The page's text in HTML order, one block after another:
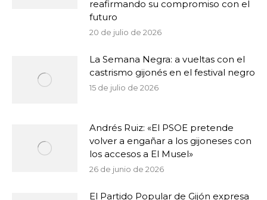
reafirmando su compromiso con el
futuro
20 de julio de 2026
La Semana Negra: a vueltas con el
castrismo gijonés en el festival negro
15 de julio de 2026
Andrés Ruiz: «El PSOE pretende
volver a engañar a los gijoneses con
los accesos a El Musel»
26 de junio de 2026
El Partido Popular de Gijón expresa